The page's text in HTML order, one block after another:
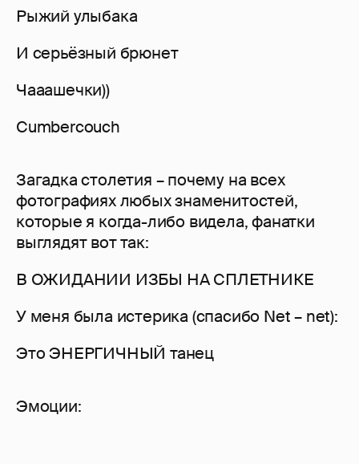
Рыжий улыбака
И серьёзный брюнет
Чааашечки))
Cumbercouch
Загадка столетия – почему на всех
фотографиях любых знаменитостей,
которые я когда-либо видела, фанатки
выглядят вот так:
В ОЖИДАНИИ ИЗБЫ НА СПЛЕТНИКЕ
У меня была истерика (спасибо Net – net):
Это ЭНЕРГИЧНЫЙ танец
Эмоции: